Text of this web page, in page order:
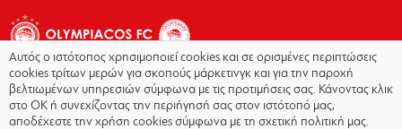
Copyright © 2026 - Olympiacos.org
Αυτός ο ιστότοπος χρησιμοποιεί cookies και σε ορισμένες περιπτώσεις
cookies τρίτων μερών για σκοπούς μάρκετινγκ και για την παροχή
βελτιωμένων υπηρεσιών σύμφωνα με τις προτιμήσεις σας. Κάνοντας κλικ
στο OK ή συνεχίζοντας την περιήγησή σας στον ιστότοπό μας,
αποδέχεστε την χρήση cookies σύμφωνα με τη σχετική πολιτική μας.